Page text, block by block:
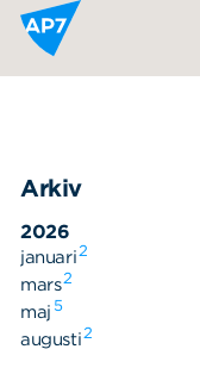
Hoppa till innehållet
Arkiv
2026
januari2
mars2
maj 5
augusti2
Organisation